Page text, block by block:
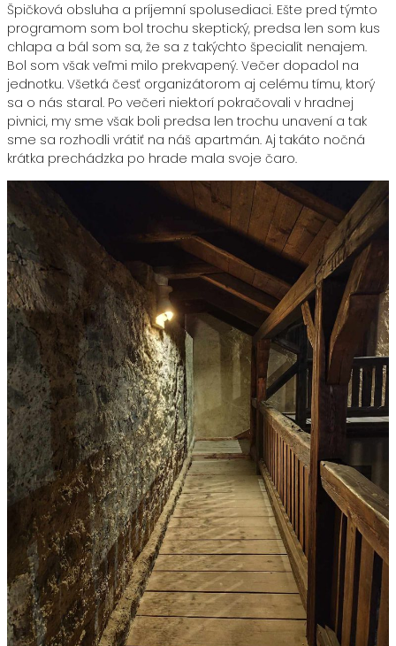
Špičková obsluha a príjemní spolusediaci. Ešte pred týmto
programom som bol trochu skeptický, predsa len som kus
chlapa a bál som sa, že sa z takýchto špecialít nenajem.
Bol som však veľmi milo prekvapený. Večer dopadol na
jednotku. Všetká česť organizátorom aj celému tímu, ktorý
sa o nás staral. Po večeri niektorí pokračovali v hradnej
pivnici, my sme však boli predsa len trochu unavení a tak
sme sa rozhodli vrátiť na náš apartmán. Aj takáto nočná
krátka prechádzka po hrade mala svoje čaro.